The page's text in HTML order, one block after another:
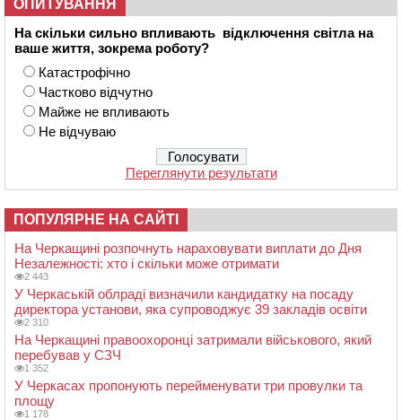
ОПИТУВАННЯ
На скільки сильно впливають відключення світла на
ваше життя, зокрема роботу?
Катастрофічно
Частково відчутно
Майже не впливають
Не відчуваю
Переглянути результати
ПОПУЛЯРНЕ НА САЙТІ
На Черкащині розпочнуть нараховувати виплати до Дня
Незалежності: хто і скільки може отримати
2 443
У Черкаській облраді визначили кандидатку на посаду
директора установи, яка супроводжує 39 закладів освіти
2 310
На Черкащині правоохоронці затримали військового, який
перебував у СЗЧ
1 352
У Черкасах пропонують перейменувати три провулки та
площу
1 178